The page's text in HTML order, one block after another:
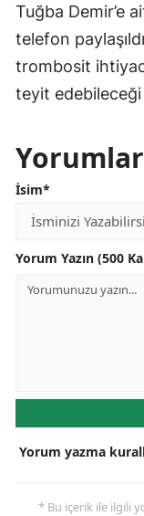
Tuğba Demir’e
telefon
trombosit
teyit
Yorumlar
İsim*
Yorum Yazın (500
Yorum yazma
* Bu içerik ile ilgili